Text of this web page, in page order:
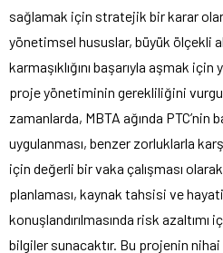
sağlamak için stratejik bir karar
yönetimsel hususlar, büyük ölçekli
karmaşıklığını başarıyla aşmak için
proje yönetiminin gerekliliğini
zamanlarda, MBTA ağında PTC’nin
uygulanması, benzer zorluklarla
için değerli bir vaka çalışması
planlaması, kaynak tahsisi ve
konuşlandırılmasında risk
bilgiler sunacaktır. Bu projenin nihai